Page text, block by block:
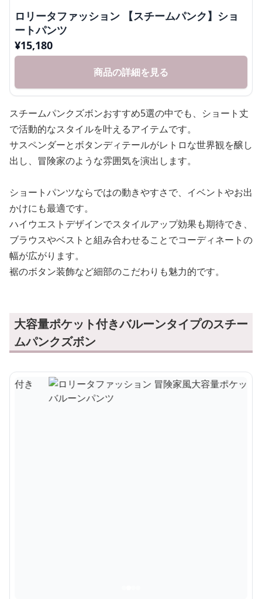
ロリータファッション 【スチームパンク】ショ
ートパンツ
¥15,180
商品の詳細を見る
スチームパンクズボンおすすめ5選の中でも、ショート丈
で活動的なスタイルを叶えるアイテムです。
サスペンダーとボタンディテールがレトロな世界観を醸し
出し、冒険家のような雰囲気を演出します。
ショートパンツならではの動きやすさで、イベントやお出
かけにも最適です。
ハイウエストデザインでスタイルアップ効果も期待でき、
ブラウスやベストと組み合わせることでコーディネートの
幅が広がります。
裾のボタン装飾など細部のこだわりも魅力的です。
大容量ポケット付きバルーンタイプのスチー
ムパンクズボン